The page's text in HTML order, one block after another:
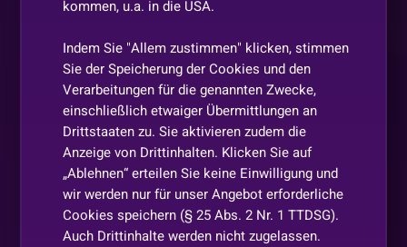
kommen, u.a. in die USA.
Indem Sie "Allem zustimmen" klicken, stimmen
Sie der Speicherung der Cookies und den
Verarbeitungen für die genannten Zwecke,
einschließlich etwaiger Übermittlungen an
Drittstaaten zu. Sie aktivieren zudem die
Anzeige von Drittinhalten. Klicken Sie auf
„Ablehnen“ erteilen Sie keine Einwilligung und
wir werden nur für unser Angebot erforderliche
Cookies speichern (§ 25 Abs. 2 Nr. 1 TTDSG).
Auch Drittinhalte werden nicht zugelassen.